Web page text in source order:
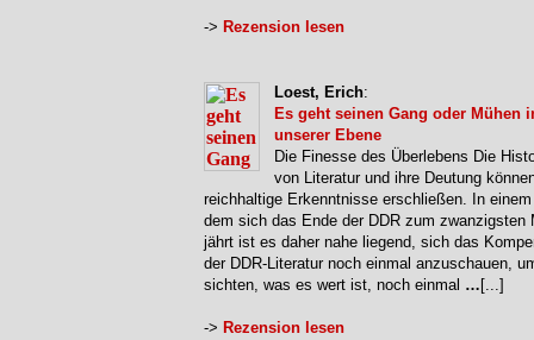
-> Rezension lesen
Loest, Erich:
Es geht seinen Gang oder Mühen
unserer Ebene
Die Finesse des Überlebens Die
von Literatur und ihre Deutung
reichhaltige Erkenntnisse erschließen. In
dem sich das Ende der DDR zum zwanzigsten
jährt ist es daher nahe liegend, sich das
der DDR-Literatur noch einmal anzuschauen,
sichten, was es wert ist, noch einmal … [...]
-> Rezension lesen